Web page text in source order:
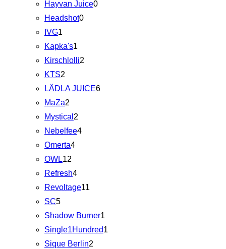
Hayvan Juice0
Headshot0
IVG1
Kapka's1
Kirschlolli2
KTS2
LÄDLA JUICE6
MaZa2
Mystical 2
Nebelfee4
Omerta4
OWL12
Refresh4
Revoltage11
SC5
Shadow Burner1
Single1Hundred1
Sique Berlin2